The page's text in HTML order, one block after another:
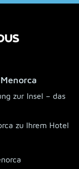
zur Insel – das
zu Ihrem Hotel